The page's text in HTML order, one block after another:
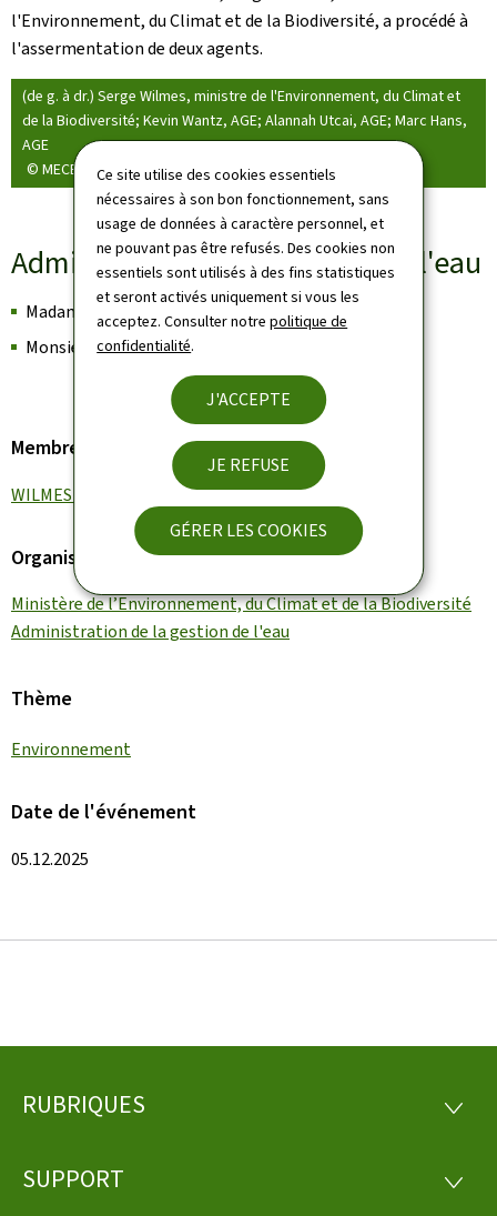
Ce site utilise des cookies essentiels
nécessaires à son bon fonctionnement, sans
usage de données à caractère personnel, et
ne pouvant pas être refusés. Des cookies non
essentiels sont utilisés à des fins statistiques
et seront activés uniquement si vous les
acceptez. Consulter notrepolitique de
confidentialité.
J'ACCEPTE
JE REFUSE
GÉRER LES COOKIES
l'Environnement, du Climat et de la Biodiversité, a procédé à
l'assermentation de deux agents.
(de g. à dr.) Serge Wilmes, ministre de l'Environnement, du Climat et
de la Biodiversité; Kevin Wantz, AGE; Alannah Utcai, AGE; Marc Hans,
AGE
© MECB
Administration de la gestion de l'eau
Madame UTCAI Alannah
Monsieur WANTZ Kevin
Membre du gouvernement
WILMES Serge
Organisation
Ministère de l’Environnement, du Climat et de la Biodiversité
Administration de la gestion de l'eau
Thème
Environnement
Date de l'événement
05.12.2025
Pied
page
RUBRIQUES
SUPPORT